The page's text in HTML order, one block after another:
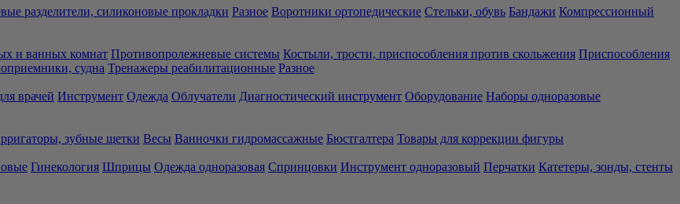
разделители, силиконовые прокладки Разное Воротники ортопедические Стельки, обувь Бандажи Компрессионный
и ванных комнат Противопролежневые системы Костыли, трости, приспособления против скольжения Приспособления
судна Тренажеры реабилитационные Разное
врачей Инструмент Одежда Облучатели Диагностический инструмент Оборудование Наборы одноразовые
зубные щетки Весы Ванночки гидромассажные Бюстгалтера Товары для коррекции фигуры
Гинекология Шприцы Одежда одноразовая Спринцовки Инструмент одноразовый Перчатки Катетеры, зонды, стенты